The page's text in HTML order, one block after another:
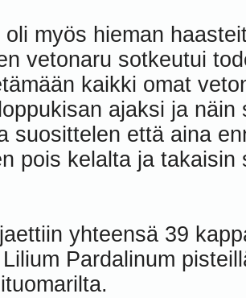
oli myös hieman
vetonaru sotkeutui
kaikki omat
ajaksi ja
suosittelen että aina
pois kelalta ja
yhteensä 39
Pardalinum